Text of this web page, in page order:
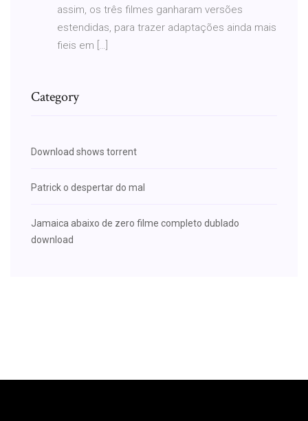
assim, os três filmes ganharam versões
estendidas, para trazer adaptações ainda mais
fieis em […]
Category
Download shows torrent
Patrick o despertar do mal
Jamaica abaixo de zero filme completo dublado
download